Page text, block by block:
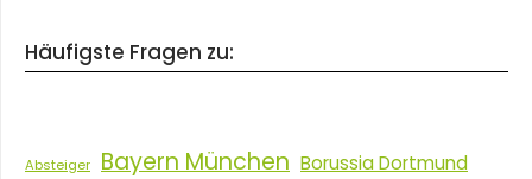
Häufigste Fragen zu:
Absteiger Bayern München Borussia Dortmund